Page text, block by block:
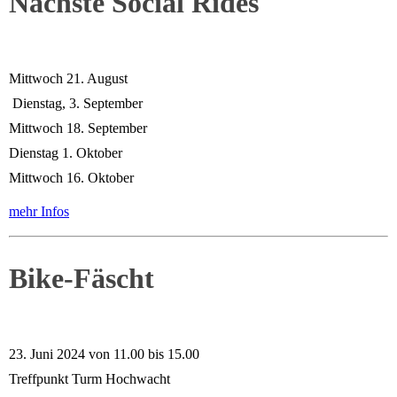
Mittwoch 21. August
Dienstag, 3. September
Mittwoch 18. September
Dienstag 1. Oktober
Mittwoch 16. Oktober
mehr Infos
Bike-Fäscht
23. Juni 2024 von 11.00 bis 15.00
Treffpunkt Turm Hochwacht